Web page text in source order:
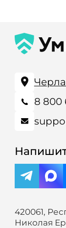
8 800
420061,
Николая